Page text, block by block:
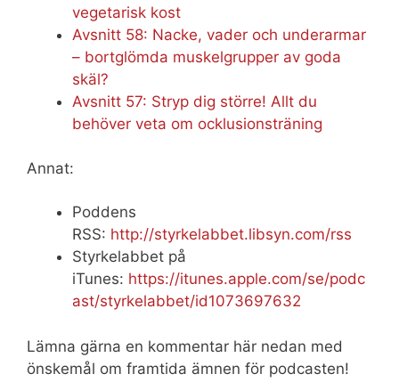
vegetarisk kost
Avsnitt 58: Nacke, vader och underarmar
– bortglömda muskelgrupper av goda
skäl?
Avsnitt 57: Stryp dig större! Allt du
behöver veta om ocklusionsträning
Annat:
Poddens
RSS: http://styrkelabbet.libsyn.com/rss
Styrkelabbet på
iTunes: https://itunes.apple.com/se/podc
ast/styrkelabbet/id1073697632
Lämna gärna en kommentar här nedan med
önskemål om framtida ämnen för podcasten!